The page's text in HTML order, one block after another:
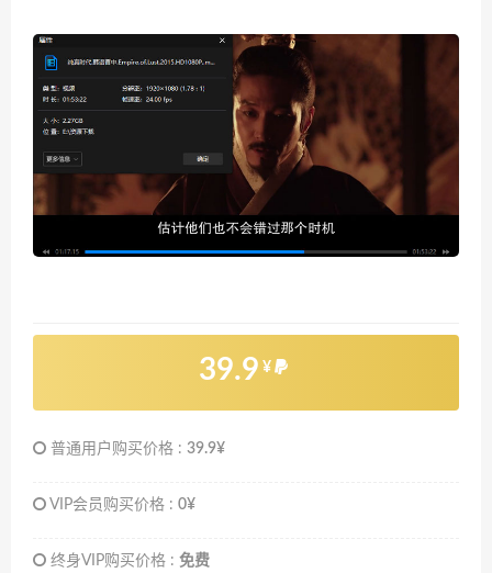
39.9 ¥
普通用户购买价格 : 39.9¥
VIP会员购买价格 : 0¥
终身VIP购买价格 : 免费